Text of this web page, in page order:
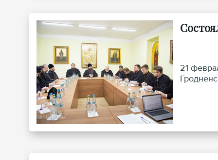
21